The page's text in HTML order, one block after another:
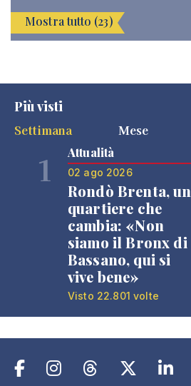
Mostra tutto (23)
Più visti
Settimana
Mese
1 Attualità
02 ago 2026
Rondò Brenta, un
quartiere che
cambia: «Non
siamo il Bronx di
Bassano, qui si
vive bene»
Visto 22.801 volte